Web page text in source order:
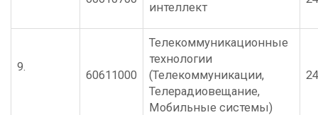
интеллект
9.
60611000
Телекоммуникационные
технологии
(Телекоммуникации,
Телерадиовещание,
Мобильные системы)